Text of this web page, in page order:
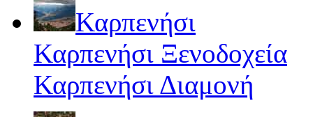
Καρπενήσι
Καρπενήσι Ξενοδοχεία
Καρπενήσι Διαμονή